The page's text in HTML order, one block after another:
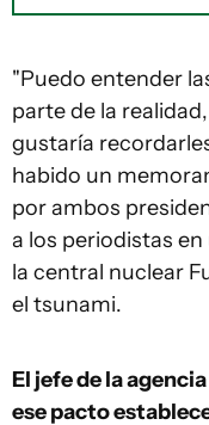
"Puedo entender
parte de la
gustaría
habido un
por ambos
a los periodistas
la central nuclear
el tsunami.
El jefe de la
ese pacto